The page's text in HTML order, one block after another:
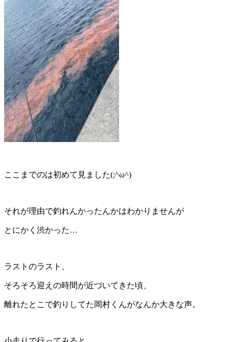
ここまでのは初めて見ました(;^ω^)
それが理由で釣れんかったんかはわかりませんが
とにかく渋かった…
ラストのラスト、
そろそろ迎えの時間が近づいてきた頃、
離れたとこで釣りしてた岡村くんがなんか大きな声。